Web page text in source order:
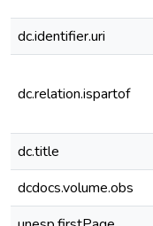
dc.identifier.uri
dc.relation.ispartof
dc.title
dcdocs.volume.obs